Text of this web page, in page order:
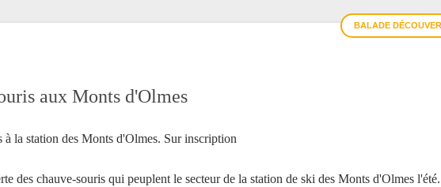
BALADE
aux Monts d'Olmes
à la station des Monts d'Olmes. Sur inscription
des chauve-souris qui peuplent le secteur de la station de ski des Monts d'Olmes l'été.